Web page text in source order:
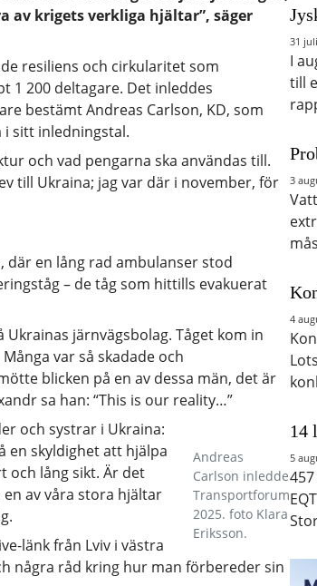
av krigets verkliga hjältar”, säger
resiliens och cirkularitet som
1 200 deltagare. Det inleddes
bestämt Andreas Carlson, KD, som
i sitt inledningstal.
och vad pengarna ska användas till.
till Ukraina; jag var där i november, för
en lång rad ambulanser stod
– de tåg som hittills evakuerat
järnvägsbolag. Tåget kom in
var så skadade och
blicken på en av dessa män, det är
sa han: “This is our reality…”
Andreas
Carlson inledde
Transportforum
2025. foto Klara
Eriksson.
och systrar i Ukraina:
en skyldighet att hjälpa
och lång sikt. Är det
av våra stora hjältar
länk från Lviv i västra
några råd kring hur man förbereder sin
31
I
till
3
4
14
5